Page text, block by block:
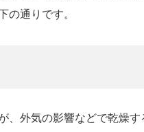
の通りです。
、外気の影響などで乾燥す